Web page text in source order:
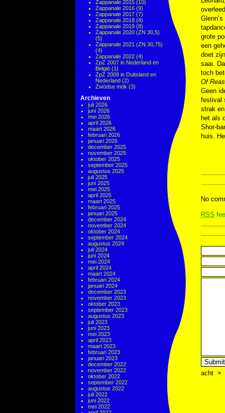
Zappanale 2015 (10)
Zappanale 2016 (9)
Zappanale 2017 (7)
Zappanale 2018 (4)
Zappanale 2019 (8)
Zappanale 2020 (ZN 30,5)
(5)
Zappanale 2021 (ZN 30,75)
(4)
Zappanale 2022 (4)
ZpZ 2007 in Nederland en
België (1)
ZpZ 2009 in Duitsland en
Nederland (2)
Zwödse mök (3)
Archieven
juli 2026
juni 2026
mei 2026
april 2026
maart 2026
februari 2026
januari 2026
december 2025
november 2025
oktober 2025
september 2025
augustus 2025
juli 2025
juni 2025
mei 2025
april 2025
maart 2025
februari 2025
januari 2025
december 2024
november 2024
oktober 2024
september 2024
augustus 2024
juli 2024
juni 2024
mei 2024
april 2024
maart 2024
februari 2024
januari 2024
december 2023
november 2023
oktober 2023
september 2023
augustus 2023
juli 2023
juni 2023
mei 2023
april 2023
maart 2023
februari 2023
januari 2023
december 2022
november 2022
oktober 2022
september 2022
augustus 2022
juli 2022
juni 2022
mei 2022
grote
een
doet
saai.
toch
Of
Geen
festival
strak
het als
Shor-
huis.
No
RSS
acht ×